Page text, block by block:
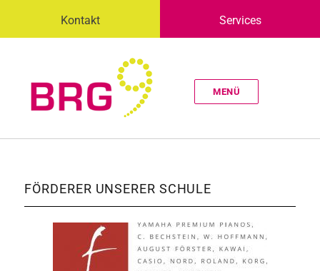
Kontakt Services
MENÜ
FÖRDERER UNSERER SCHULE